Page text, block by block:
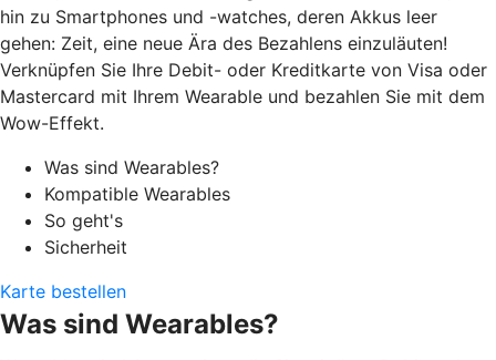
hin zu Smartphones und -watches, deren Akkus leer
gehen: Zeit, eine neue Ära des Bezahlens einzuläuten!
Verknüpfen Sie Ihre Debit- oder Kreditkarte von Visa oder
Mastercard mit Ihrem Wearable und bezahlen Sie mit dem
Wow-Effekt.
Was sind Wearables?
Kompatible Wearables
So geht's
Sicherheit
Karte bestellen
Was sind Wearables?